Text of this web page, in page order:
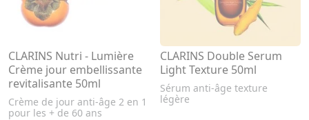
CLARINS Nutri - Lumière
Crème jour embellissante
revitalisante 50ml
Crème de jour anti-âge 2 en 1
pour les + de 60 ans
CLARINS Double Serum
Light Texture 50ml
Sérum anti-âge texture
légère